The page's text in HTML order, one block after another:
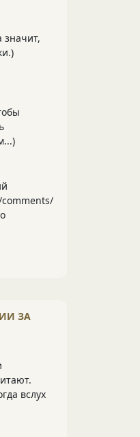
значит,
ЗА
вслух